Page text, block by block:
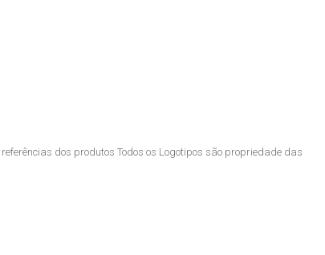
dos produtos Todos os Logotipos são propriedade das